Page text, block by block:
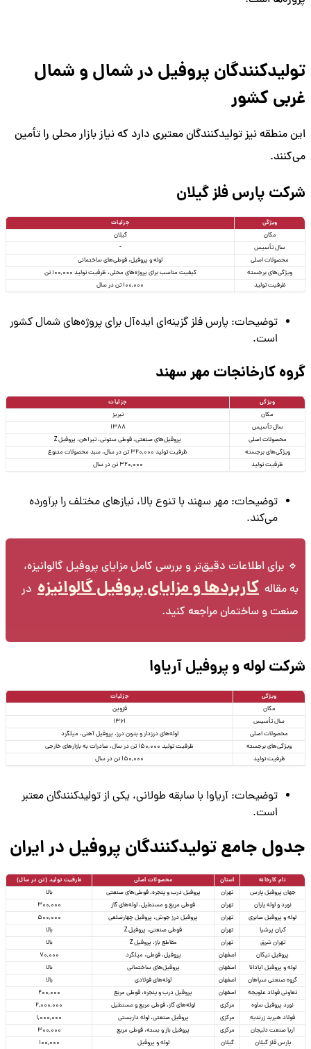
تولیدکنندگان پروفیل در شمال و شمال
غربی کشور
این منطقه نیز تولیدکنندگان معتبری دارد که نیاز بازار محلی را تأمین
می‌کنند.
شرکت پارس فلز گیلان
ویژگی
جزئیات
مکان
گیلان
سال تأسیس
-
محصولات اصلی
لوله و پروفیل، قوطی‌های ساختمانی
ویژگی‌های برجسته
کیفیت مناسب برای پروژه‌های محلی، ظرفیت تولید 100,000 تن
ظرفیت تولید
100,000 تن در سال
توضیحات: پارس فلز گزینه‌ای ایده‌آل برای پروژه‌های شمال کشور
است.
گروه کارخانجات مهر سهند
ویژگی
جزئیات
مکان
تبریز
سال تأسیس
1388
محصولات اصلی
پروفیل‌های صنعتی، قوطی ستونی، تیرآهن، پروفیل Z
ویژگی‌های برجسته
ظرفیت تولید 320,000 تن در سال، سبد محصولات متنوع
ظرفیت تولید
320,000 تن در سال
توضیحات: مهر سهند با تنوع بالا، نیازهای مختلف را برآورده
می‌کند.
🔹 برای اطلاعات دقیق‌تر و بررسی کامل مزایای پروفیل گالوانیزه،
به مقاله‌ کاربردها و مزایای پروفیل گالوانیزه در
صنعت و ساختمان مراجعه کنید.
شرکت لوله و پروفیل آریاوا
ویژگی
جزئیات
مکان
قزوین
سال تأسیس
1361
محصولات اصلی
لوله‌های درزدار و بدون درز، پروفیل آهنی، میلگرد
ویژگی‌های برجسته
ظرفیت تولید 150,000 تن در سال، صادرات به بازارهای خارجی
ظرفیت تولید
150,000 تن در سال
توضیحات: آریاوا با سابقه طولانی، یکی از تولیدکنندگان معتبر
است.
جدول جامع تولیدکنندگان پروفیل در ایران
نام کارخانه استان محصولات اصلی
ظرفیت تولید (تن در سال)
جهان پروفیل پارس
تهران پروفیل درب و پنجره، قوطی‌های صنعتی
بالا
نورد و لوله یاران
تهران قوطی مربع و مستطیل، لوله‌های گاز
300,000
لوله و پروفیل صابری
تهران پروفیل درز جوش، پروفیل چهارضلعی
500,000
کیان پرشیا
تهران قوطی صنعتی، پروفیل Z
بالا
تهران شرق
تهران مقاطع باز، پروفیل Z
بالا
پروفیل نیکان
اصفهان پروفیل، قوطی، میلگرد
70,000
لوله و پروفیل آپادانا
اصفهان پروفیل‌های ساختمانی
بالا
گروه صنعتی سپاهان
اصفهان لوله‌های فولادی
بالا
تعاونی فولاد علویجه
اصفهان پروفیل درب و پنجره، قوطی مربع
200,000
نورد پروفیل ساوه
مرکزی لوله‌های گاز، قوطی مربع و مستطیل
2,000,000
فولاد هیربد زرندیه
مرکزی پروفیل صنعتی، لوله داربستی
1,000,000
آریا صنعت دلیجان
مرکزی پروفیل باز و بسته، قوطی مربع
300,000
پارس فلز گیلان
گیلان لوله و پروفیل
100,000